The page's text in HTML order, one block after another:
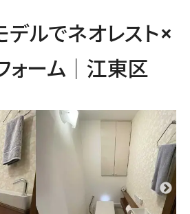
デルでネオレスト×
ォーム｜江東区